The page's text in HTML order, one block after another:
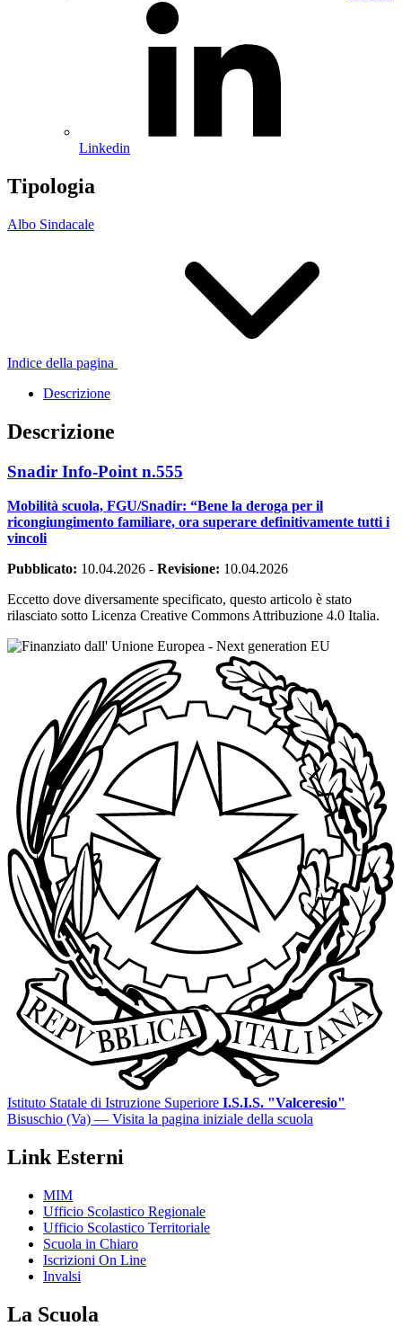
Linkedin
Tipologia
Albo Sindacale
Indice della pagina
Descrizione
Descrizione
Snadir Info-Point n.555
Mobilità scuola, FGU/Snadir: “Bene la deroga per il
ricongiungimento familiare, ora superare definitivamente tutti i
vincoli
Pubblicato: 10.04.2026 - Revisione: 10.04.2026
Eccetto dove diversamente specificato, questo articolo è stato
rilasciato sotto Licenza Creative Commons Attribuzione 4.0 Italia.
Istituto Statale di Istruzione Superiore I.S.I.S. "Valceresio"
Bisuschio (Va) — Visita la pagina iniziale della scuola
Link Esterni
MIM
Ufficio Scolastico Regionale
Ufficio Scolastico Territoriale
Scuola in Chiaro
Iscrizioni On Line
Invalsi
La Scuola